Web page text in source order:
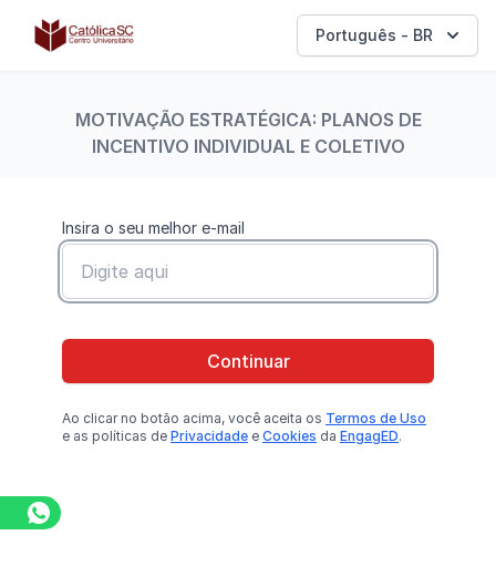
Católica SC | Experts Português - BR
MOTIVAÇÃO ESTRATÉGICA: PLANOS DE
INCENTIVO INDIVIDUAL E COLETIVO
Insira o seu melhor e-mail
Continuar
Ao clicar no botão acima, você aceita os Termos de Uso
e as políticas de Privacidade e Cookies da EngagED.